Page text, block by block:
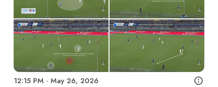
12:15 PM · May 26, 2026